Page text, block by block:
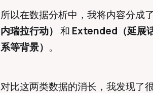
所以在数据分析中，我将内容分成
内瑞拉行动） 和 Extended（延展
系等背景） 。
对比这两类数据的消长，我发现了